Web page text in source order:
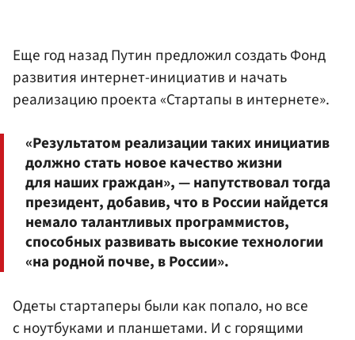
Еще год назад Путин предложил создать Фонд
развития интернет-инициатив и начать
реализацию проекта «Стартапы в интернете».
«Результатом реализации таких инициатив
должно стать новое качество жизни
для наших граждан», — напутствовал тогда
президент, добавив, что в России найдется
немало талантливых программистов,
способных развивать высокие технологии
«на родной почве, в России».
Одеты стартаперы были как попало, но все
с ноутбуками и планшетами. И с горящими